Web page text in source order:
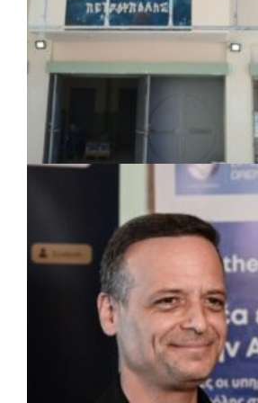
Περιφέρεια Θεσσαλίας: Νέος
ιατροτεχνολογικός εξοπλισμός
αναβάθμιση του ΚΕΦΙΑΠ
πριν από 5 μέρες
Δήμος Αθηναίων: 651 δημότες
στις δράσεις διατροφικής
ΤΟΠΙΚΗ ΑΥΤΟΔΙΟΙΚΗΣΗ 07/08/2026 ·
Δήμος Πετρούπολης:
συντήρησης σε σχολεία
εγκαταστάσεις